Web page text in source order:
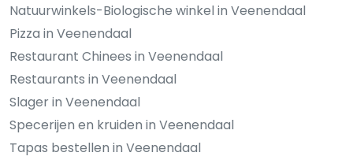
Natuurwinkels-Biologische winkel in Veenendaal
Pizza in Veenendaal
Restaurant Chinees in Veenendaal
Restaurants in Veenendaal
Slager in Veenendaal
Specerijen en kruiden in Veenendaal
Tapas bestellen in Veenendaal